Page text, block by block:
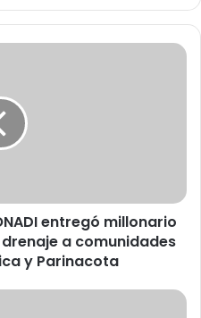
entregó millonario
a comunidades
y Parinacota